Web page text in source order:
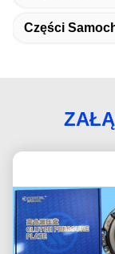
Części